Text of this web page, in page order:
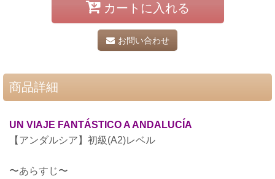
カートに入れる
お問い合わせ
商品詳細
UN VIAJE FANTÁSTICO A ANDALUCÍA
【アンダルシア】 初級(A2)レベル
〜あらすじ〜